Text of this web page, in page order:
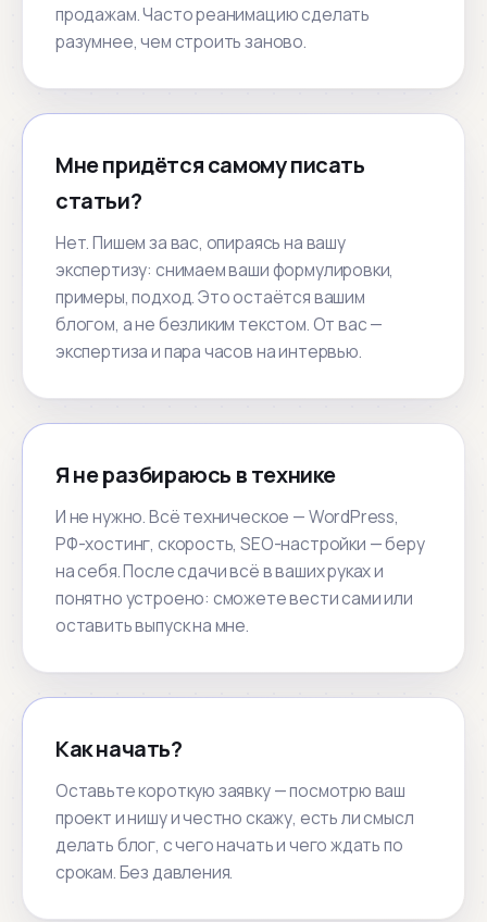
продажам. Часто реанимацию сделать
разумнее, чем строить заново.
Мне придётся самому писать
статьи?
Нет. Пишем за вас, опираясь на вашу
экспертизу: снимаем ваши формулировки,
примеры, подход. Это остаётся вашим
блогом, а не безликим текстом. От вас —
экспертиза и пара часов на интервью.
Я не разбираюсь в технике
И не нужно. Всё техническое — WordPress,
РФ-хостинг, скорость, SEO-настройки — беру
на себя. После сдачи всё в ваших руках и
понятно устроено: сможете вести сами или
оставить выпуск на мне.
Как начать?
Оставьте короткую заявку — посмотрю ваш
проект и нишу и честно скажу, есть ли смысл
делать блог, с чего начать и чего ждать по
срокам. Без давления.